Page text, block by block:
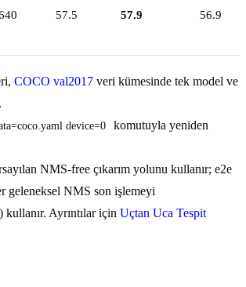
57.5 57.9 56.9
COCO val2017 veri kümesinde tek model ve
device=0
komutuyla yeniden
NMS-free çıkarım yolunu kullanır; e2e
geleneksel NMS son işlemeyi
) kullanır. Ayrıntılar için Uçtan Uca Tespit